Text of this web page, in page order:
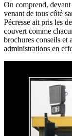
On comprend, devant
venant de tous côté
Pécresse ait pris les
couvert comme
brochures conseils et
administrations en